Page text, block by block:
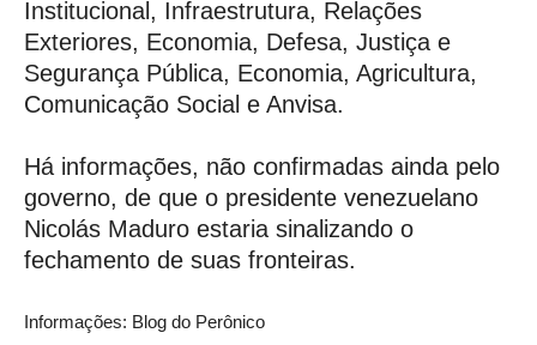
Institucional, Infraestrutura, Relações
Exteriores, Economia, Defesa, Justiça e
Segurança Pública, Economia, Agricultura,
Comunicação Social e Anvisa.
Há informações, não confirmadas ainda pelo
governo, de que o presidente venezuelano
Nicolás Maduro estaria sinalizando o
fechamento de suas fronteiras.
Informações: Blog do Perônico